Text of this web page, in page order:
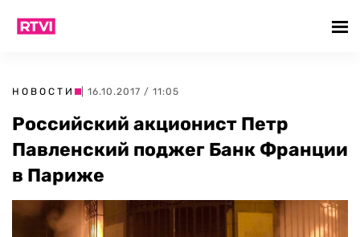
НОВОСТИ | 16.10.2017 / 11:05
Российский акционист Петр
Павленский поджег Банк Франции
в Париже